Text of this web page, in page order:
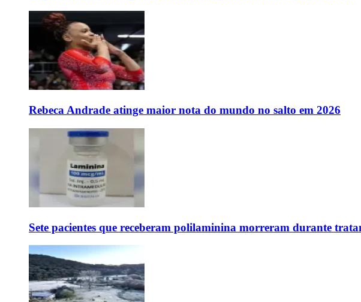
Rebeca Andrade atinge maior nota do mundo no salto em 2026
Sete pacientes que receberam polilaminina morreram durante